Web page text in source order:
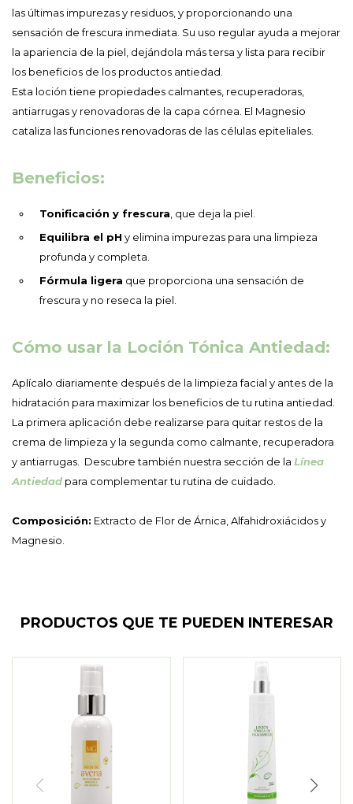
las últimas impurezas y residuos, y proporcionando una
sensación de frescura inmediata. Su uso regular ayuda a mejorar
la apariencia de la piel, dejándola más tersa y lista para recibir
los beneficios de los productos antiedad.
Esta loción tiene propiedades calmantes, recuperadoras,
antiarrugas y renovadoras de la capa córnea. El Magnesio
cataliza las funciones renovadoras de las células epiteliales.
Beneficios:
Tonificación y frescura , que deja la piel.
Equilibra el pH y elimina impurezas para una limpieza
profunda y completa.
Fórmula ligera que proporciona una sensación de
frescura y no reseca la piel.
Cómo usar la Loción Tónica Antiedad:
Aplícalo diariamente después de la limpieza facial y antes de la
hidratación para maximizar los beneficios de tu rutina antiedad.
La primera aplicación debe realizarse para quitar restos de la
crema de limpieza y la segunda como calmante, recuperadora
y antiarrugas. Descubre también nuestra sección de la Línea
Antiedad para complementar tu rutina de cuidado.
Composición: Extracto de Flor de Árnica, Alfahidroxiácidos y
Magnesio.
PRODUCTOS QUE TE PUEDEN INTERESAR